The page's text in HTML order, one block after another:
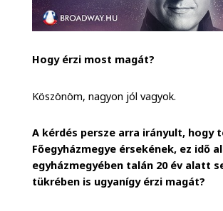
Hogy érzi most magát?
Köszönöm, nagyon jól vagyok.
A kérdés persze arra irányult, hogy
Főegyházmegye érsekének, ez
egyházmegyében talán 20 év alatt
tükrében is ugyanígy érzi magát?